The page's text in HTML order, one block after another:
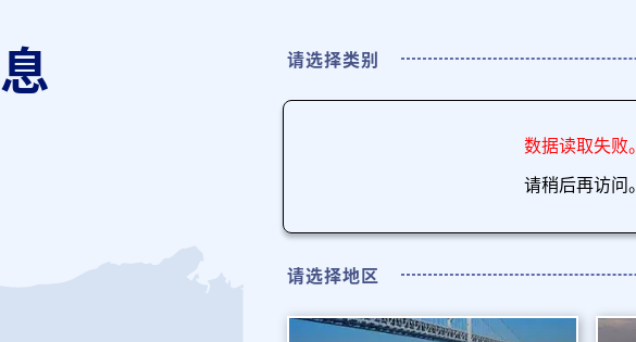
请选择类别
数据读取失败。
请稍后再访问。
请选择地区